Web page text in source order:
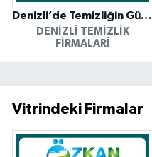
Denizli’de Temizliğin Güvenilir Adresi: Özkan Yerinde Yıkama
DENIZLI TEMIZLIK
FIRMALARI
Vitrindeki Firmalar